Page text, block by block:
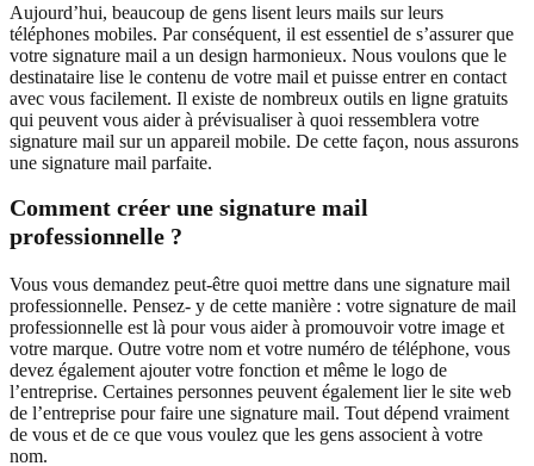
Aujourd’hui, beaucoup de gens lisent leurs mails sur leurs
téléphones mobiles. Par conséquent, il est essentiel de s’assurer que
votre signature mail a un design harmonieux. Nous voulons que le
destinataire lise le contenu de votre mail et puisse entrer en contact
avec vous facilement. Il existe de nombreux outils en ligne gratuits
qui peuvent vous aider à prévisualiser à quoi ressemblera votre
signature mail sur un appareil mobile. De cette façon, nous assurons
une signature mail parfaite.
Comment créer une signature mail
professionnelle ?
Vous vous demandez peut-être quoi mettre dans une signature mail
professionnelle. Pensez- y de cette manière : votre signature de mail
professionnelle est là pour vous aider à promouvoir votre image et
votre marque. Outre votre nom et votre numéro de téléphone, vous
devez également ajouter votre fonction et même le logo de
l’entreprise. Certaines personnes peuvent également lier le site web
de l’entreprise pour faire une signature mail. Tout dépend vraiment
de vous et de ce que vous voulez que les gens associent à votre
nom.